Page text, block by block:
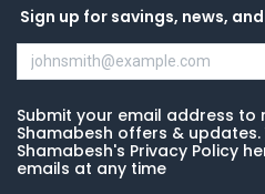
Sign up for savings, news,
Submit your email address to
Shamabesh offers & updates.
Shamabesh's Privacy Policy
emails at any time